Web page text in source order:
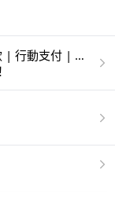
| 行動支付 | 超